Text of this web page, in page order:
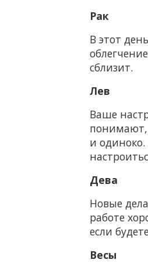
Рак
В этот
сблизит.
Лев
Ваше
понимают,
и
Дева
Новые
работе
если
Весы